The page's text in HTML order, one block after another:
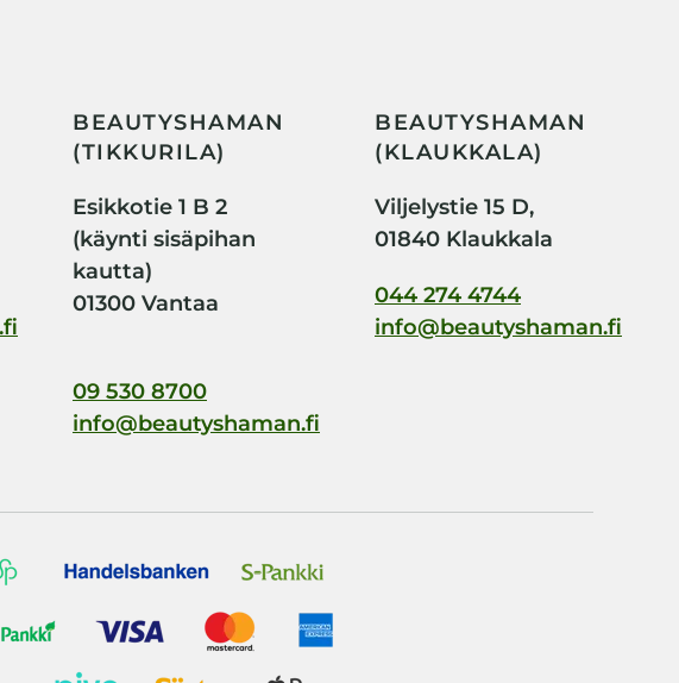
BEAUTYSHAMAN
(TIKKURILA)
Esikkotie 1 B 2
(käynti sisäpihan
kautta)
01300 Vantaa
09 530 8700
info@beautyshaman.fi
BEAUTYSHAMAN
(KLAUKKALA)
Viljelystie 15 D,
01840 Klaukkala
044 274 4744
info@beautyshaman.fi